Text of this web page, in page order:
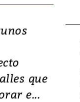
que
e...